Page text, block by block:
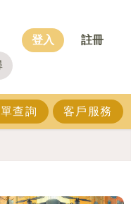
登入 註冊
查詢 客戶服務